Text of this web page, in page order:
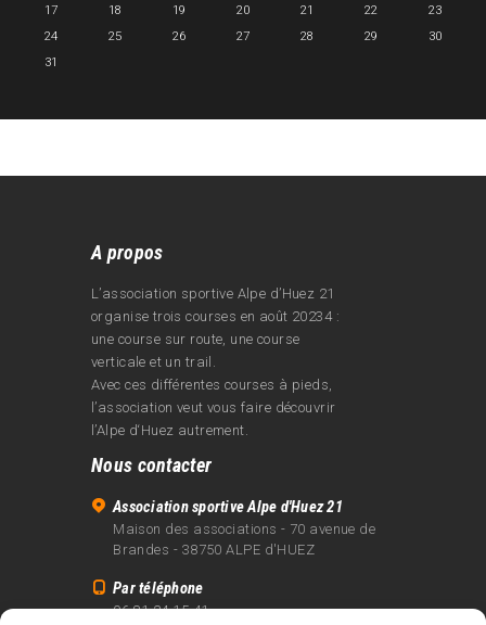
17
18 19 20 21 22
23
24
25 26 27 28 29
30
31
A propos
L’association sportive Alpe d’Huez 21
organise trois courses en août 20234 :
une course sur route, une course
verticale et un trail.
Avec ces différentes courses à pieds,
l’association veut vous faire découvrir
l’Alpe d‘Huez autrement.
Nous contacter
Association sportive Alpe d'Huez 21
Maison des associations - 70 avenue de
Brandes - 38750 ALPE d'HUEZ
Par téléphone
06 81 24 15 41